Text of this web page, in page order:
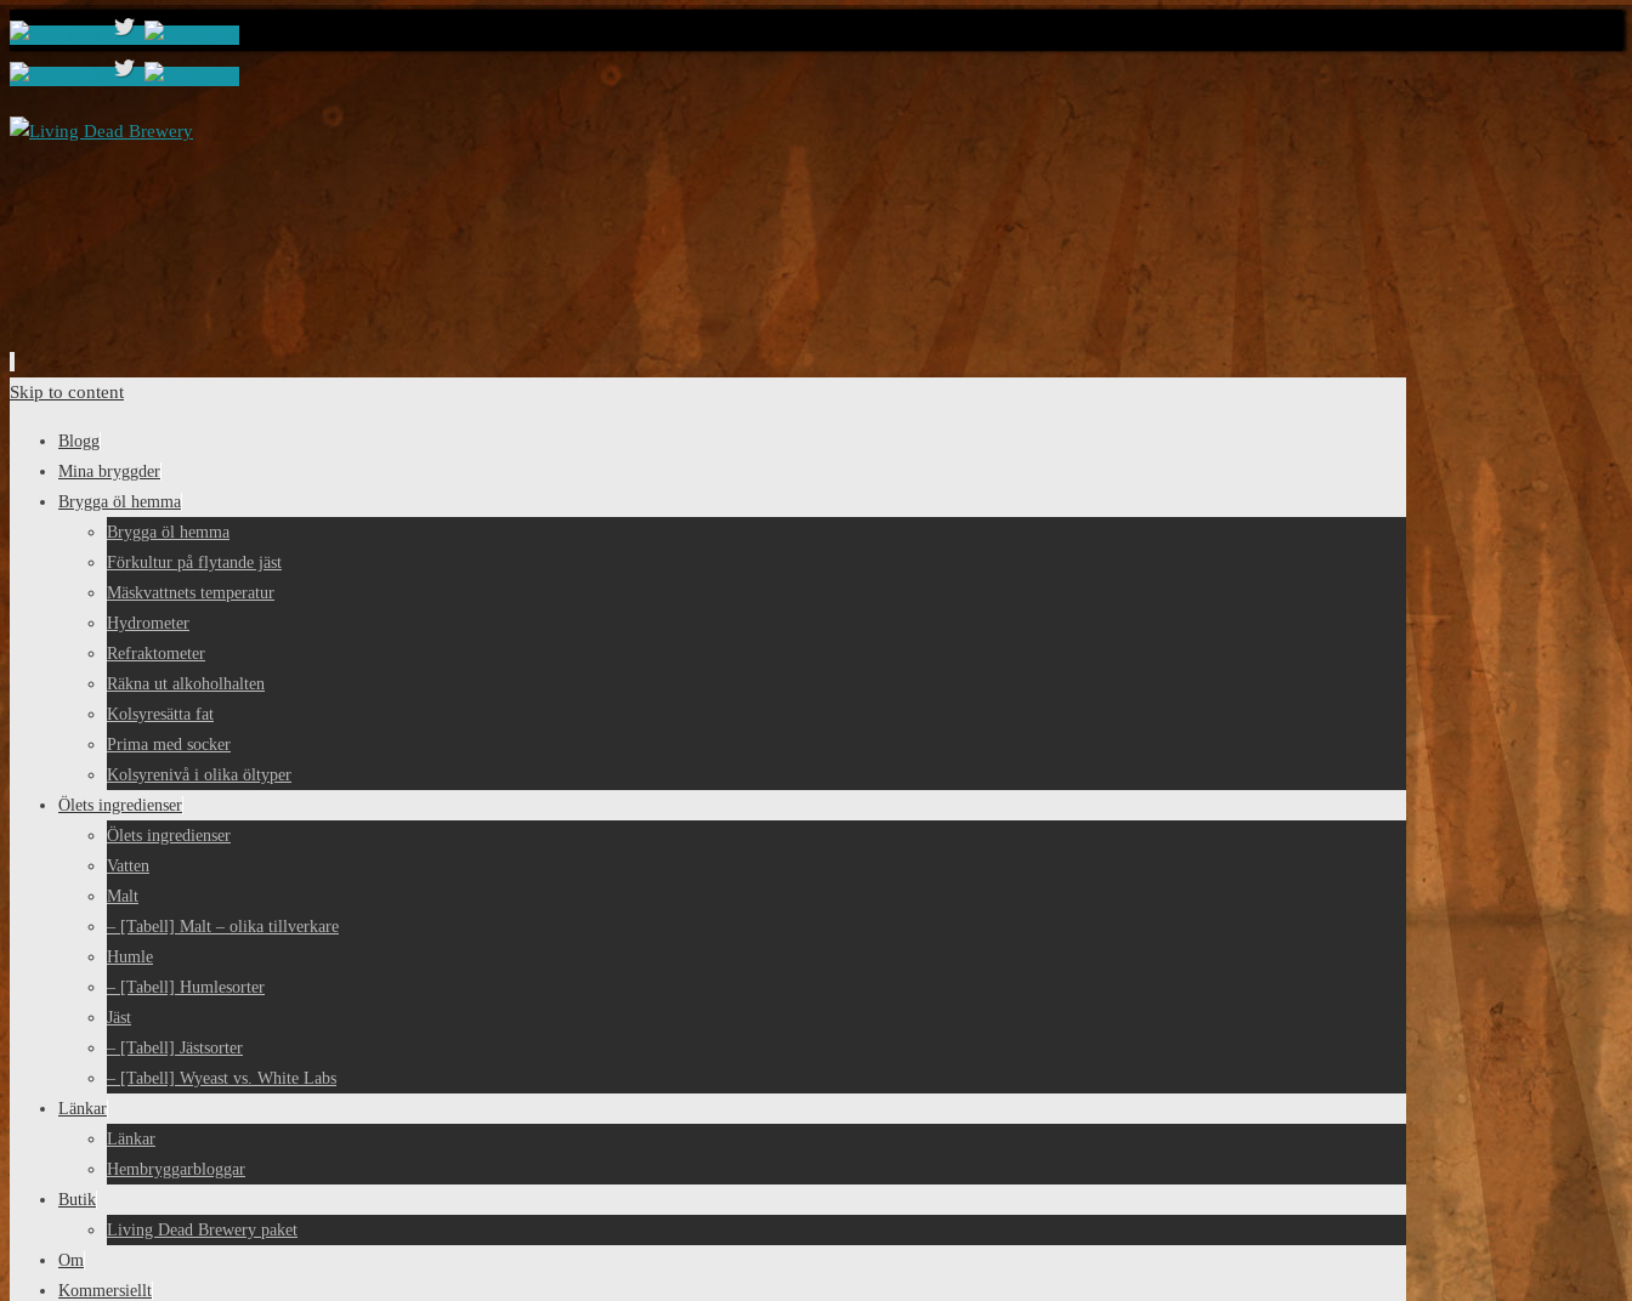
Skip to content
Blogg
Mina bryggder
Brygga öl hemma
Brygga öl hemma
Förkultur på flytande jäst
Mäskvattnets temperatur
Hydrometer
Refraktometer
Räkna ut alkoholhalten
Kolsyresätta fat
Prima med socker
Kolsyrenivå i olika öltyper
Ölets ingredienser
Ölets ingredienser
Vatten
Malt
– [Tabell] Malt – olika tillverkare
Humle
– [Tabell] Humlesorter
Jäst
– [Tabell] Jästsorter
– [Tabell] Wyeast vs. White Labs
Länkar
Länkar
Hembryggarbloggar
Butik
Living Dead Brewery paket
Om
Kommersiellt